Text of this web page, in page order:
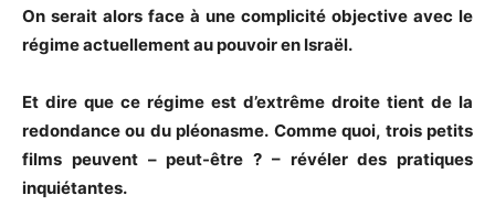
On serait alors face à une complicité objective avec le
régime actuellement au pouvoir en Israël.
Et dire que ce régime est d’extrême droite tient de la
redondance ou du pléonasme. Comme quoi, trois petits
films peuvent – peut-être ? – révéler des pratiques
inquiétantes.